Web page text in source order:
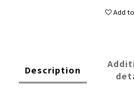
Add
Description